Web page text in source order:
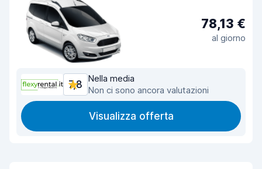
78,13 €
al giorno
7,8
Nella media
Non ci sono ancora valutazioni
Visualizza offerta